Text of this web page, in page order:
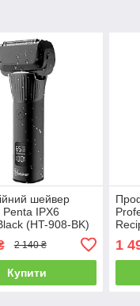
шейвер
IPX6
(HT-908-BK)
2 140 ₴
Купити
1